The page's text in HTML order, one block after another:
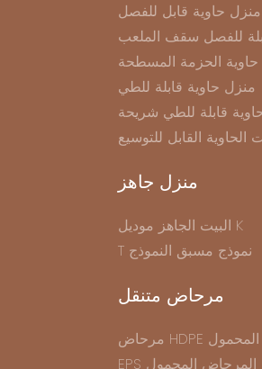
منزل حاوية قابل للفصل
للفصل سقف الملعب
الحزمة المسطحة
منزل حاوية قابلة للطي
قابلة للطي شريحة
الحاوية القابل للتوسيع
منزل جاهز
البيت الجاهز موديل K
T نموذج مسبق النموذج
مرحاض متنقل
مرحاض HDPE المحمول
EPS المرحاض المحمول